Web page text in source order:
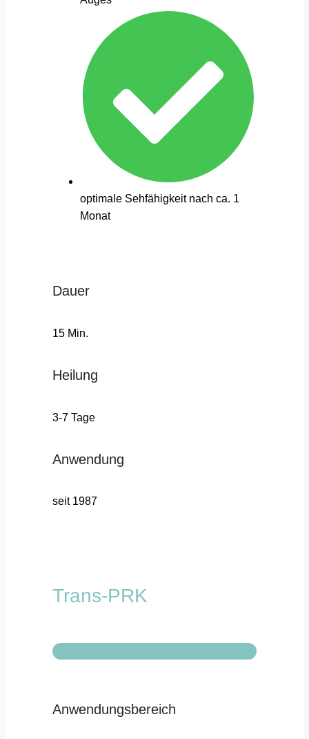
optimale Sehfähigkeit nach ca. 1
Monat
Dauer
15 Min.
Heilung
3-7 Tage
Anwendung
seit 1987
Trans-PRK
Anwendungsbereich